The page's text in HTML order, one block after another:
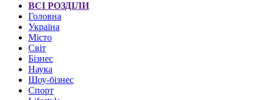
ВСІ РОЗДІЛИ
Головна
Україна
Місто
Світ
Бізнес
Наука
Шоу-бізнес
Спорт